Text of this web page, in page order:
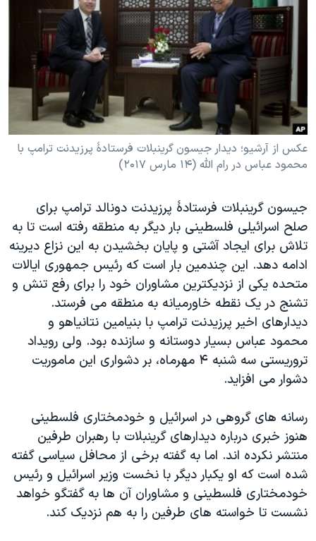
فرهنگ و زندگی
حقوق شهروندی
اسرائیل در جنگ
آرشیو پخش زنده
مستندها
انتخابات ریاست جمهوری آمریکا ۲۰۲۴
حمله جمهوری اسلامی به اسرائیل
ورزش زنان در ایران
مجموعه مستندهای دادخواهی
دادگاه حمید نوری
چهل سال گروگان‌گیری
قانون شفافیت دارائی کادر رهبری ایران
اعتراضات مردمی آبان ۹۸
اسرائیل در جنگ
نرگس محمدی برنده جایزه نوبل صلح
همایش محافظه‌کاران آمریکا «سی‌پک»
سفر پرزیدنت ترامپ به چین
دنبال کنید
زبانهای مختلف
عکس از آرشیو؛ دیدار جیسون گرینبلات فرستادۀ پرزیدنت ترامپ با
محمود عباس در رام الله (۱۴ مارس ۲۰۱۷)
جیسون گرینبلات فرستادۀ پرزیدنت دونالد ترامپ براى
صلح اسرائيلى فلسطينى بار ديگر به منطقه رفته است تا به
تلاش برای ایجاد آشتی و پایان بخشیدن به اين نزاع دیرینه
ادامه دهد. این چندمین بار است که رئیس جمهوری ایالات
متحده یکی از نزدیکترین مشاوران خود را برای رفع تنش و
تشنج در یک نقطه خاورمیانه به منطقه می فرستد.
دیدارهای اخیر پرزیدنت ترامپ با بنیامین نتانیاهو و
محمود عباس بسیار دوستانه و سازنده بود. ولی رویداد
تروریستی سه شنبه ۴ مهرماه، بر دشواری این ماموریت
دشوار می افزاید.
رسانه های گروهى در اسرائیل و خودمختارى فلسطینی
هنوز خبری درباره دیدارهای گرینبلات با رهبران طرفین
منتشر نكرده اند. اما به گفته برخى از محافل سياسى گفته
شده است که او یکبار دیگر با نخست وزیر اسرائیل و رئیس
خودمختارى فلسطينى و مشاوران آن ها به گفتگو خواهد
نشست تا خواسته های طرفین را به هم نزدیک کند.